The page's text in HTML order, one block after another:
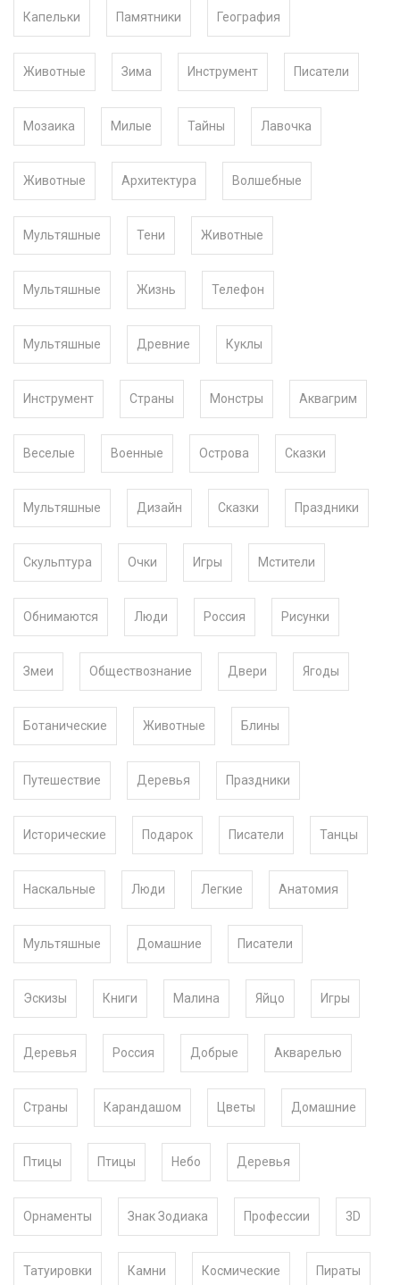
Капельки Памятники География
Животные Зима Инструмент Писатели
Мозаика Милые Тайны Лавочка
Животные Архитектура Волшебные
Мультяшные Тени Животные
Мультяшные Жизнь Телефон
Мультяшные Древние Куклы
Инструмент Страны Монстры Аквагрим
Веселые Военные Острова Сказки
Мультяшные Дизайн Сказки Праздники
Скульптура Очки Игры Мстители
Обнимаются Люди Россия Рисунки
Змеи Обществознание Двери Ягоды
Ботанические Животные Блины
Путешествие Деревья Праздники
Исторические Подарок Писатели Танцы
Наскальные Люди Легкие Анатомия
Мультяшные Домашние Писатели
Эскизы Книги Малина Яйцо Игры
Деревья Россия Добрые Акварелью
Страны Карандашом Цветы Домашние
Птицы Птицы Небо Деревья
Орнаменты Знак Зодиака Профессии 3D
Татуировки Камни Космические Пираты